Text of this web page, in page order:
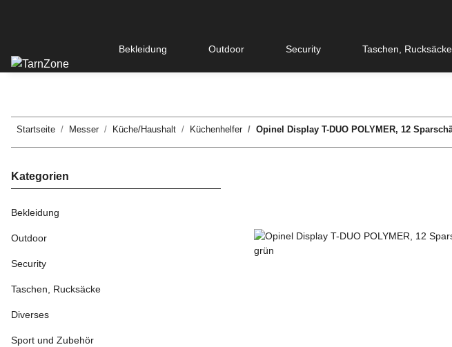
Bekleidung Outdoor Security Taschen, Rucksäcke
Startseite Messer Küche/Haushalt Küchenhelfer Opinel Display T-DUO POLYMER, 12
Kategorien
Bekleidung
Outdoor
Security
Taschen, Rucksäcke
Diverses
Sport und Zubehör